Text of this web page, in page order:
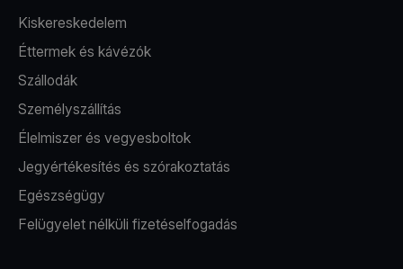
Kiskereskedelem
Éttermek és kávézók
Szállodák
Személyszállítás
Élelmiszer és vegyesboltok
Jegyértékesítés és szórakoztatás
Egészségügy
Felügyelet nélküli fizetéselfogadás